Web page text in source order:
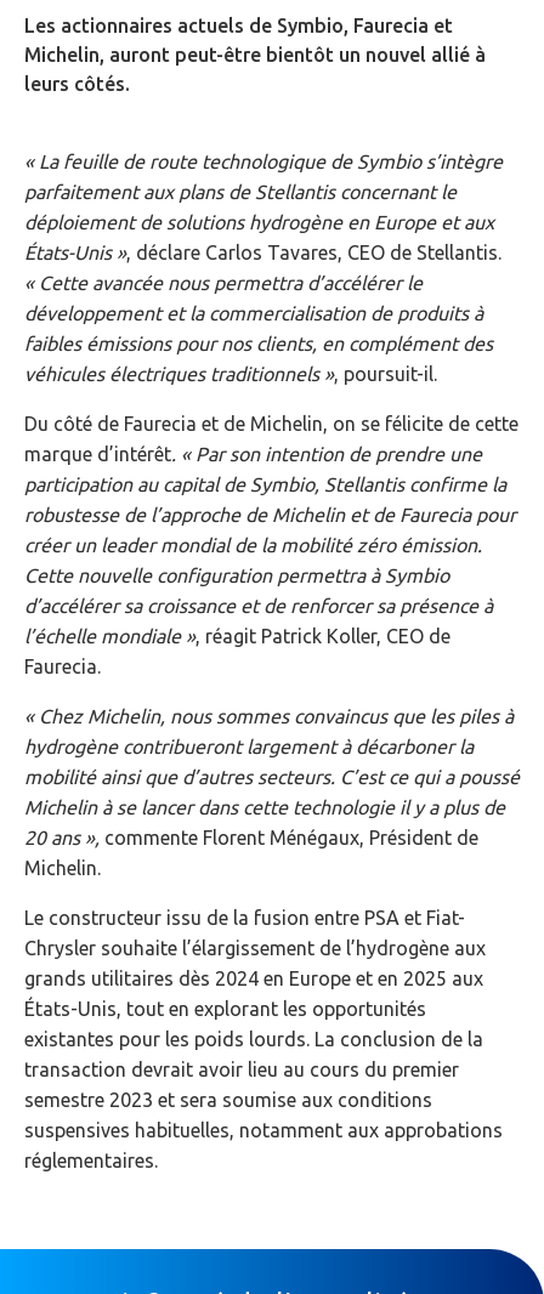
Les actionnaires actuels de Symbio, Faurecia et
Michelin, auront peut-être bientôt un nouvel allié à
leurs côtés.
« La feuille de route technologique de Symbio s’intègre
parfaitement aux plans de Stellantis concernant le
déploiement de solutions hydrogène en Europe et aux
États-Unis », déclare Carlos Tavares, CEO de Stellantis.
« Cette avancée nous permettra d’accélérer le
développement et la commercialisation de produits à
faibles émissions pour nos clients, en complément des
véhicules électriques traditionnels », poursuit-il.
Du côté de Faurecia et de Michelin, on se félicite de cette
marque d’intérêt . « Par son intention de prendre une
participation au capital de Symbio, Stellantis confirme la
robustesse de l’approche de Michelin et de Faurecia pour
créer un leader mondial de la mobilité zéro émission.
Cette nouvelle configuration permettra à Symbio
d’accélérer sa croissance et de renforcer sa présence à
l’échelle mondiale », réagit Patrick Koller, CEO de
Faurecia.
« Chez Michelin, nous sommes convaincus que les piles à
hydrogène contribueront largement à décarboner la
mobilité ainsi que d’autres secteurs. C’est ce qui a poussé
Michelin à se lancer dans cette technologie il y a plus de
20 ans », commente Florent Ménégaux, Président de
Michelin.
Le constructeur issu de la fusion entre PSA et Fiat-
Chrysler souhaite l’élargissement de l’hydrogène aux
grands utilitaires dès 2024 en Europe et en 2025 aux
États-Unis, tout en explorant les opportunités
existantes pour les poids lourds. La conclusion de la
transaction devrait avoir lieu au cours du premier
semestre 2023 et sera soumise aux conditions
suspensives habituelles, notamment aux approbations
réglementaires.